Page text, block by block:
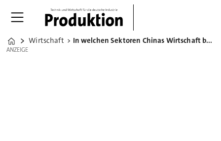
Home
Wirtschaft In welchen Sektoren Chinas Wirtschaft besonders schwächelt
ANZEIGE
ANZEIGE